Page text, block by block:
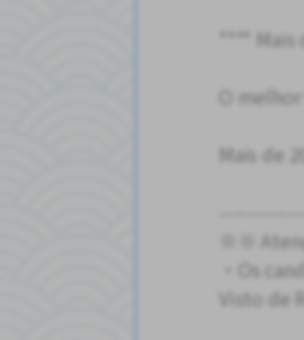
****
O
Mais de
※※
・Os
Visto de